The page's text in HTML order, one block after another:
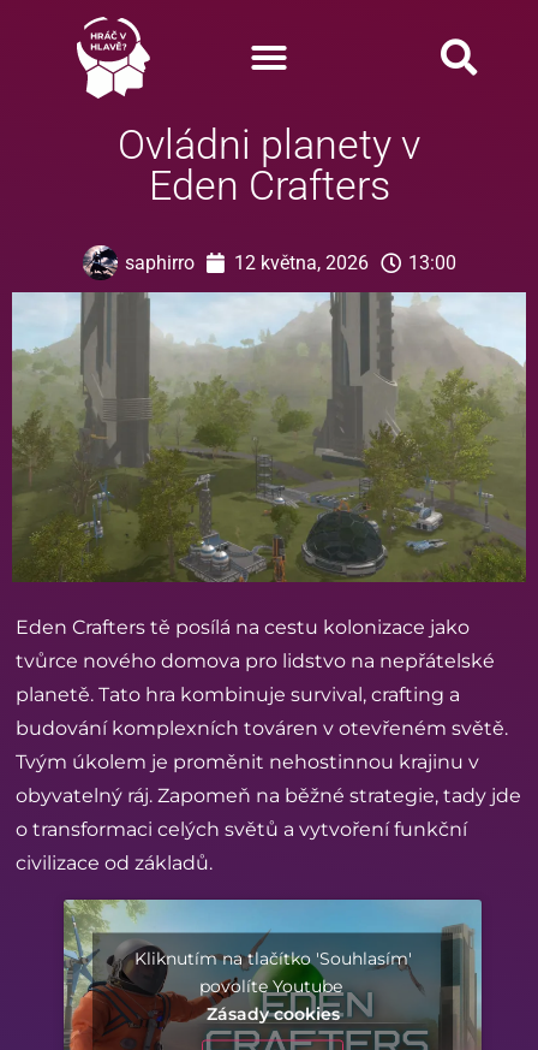
Ovládni planety v
Eden Crafters
saphirro 12 května, 2026 13:00
Eden Crafters tě posílá na cestu kolonizace jako
tvůrce nového domova pro lidstvo na nepřátelské
planetě. Tato hra kombinuje survival, crafting a
budování komplexních továren v otevřeném světě.
Tvým úkolem je proměnit nehostinnou krajinu v
obyvatelný ráj. Zapomeň na běžné strategie, tady jde
o transformaci celých světů a vytvoření funkční
civilizace od základů.
Kliknutím na tlačítko 'Souhlasím'
povolíte Youtube
Zásady cookies